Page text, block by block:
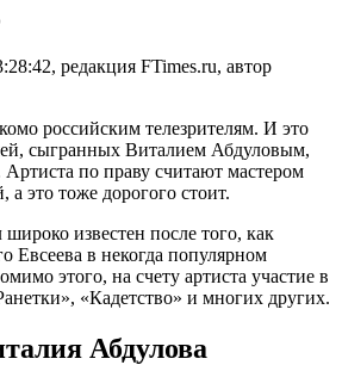
редакция FTimes.ru, автор
российским телезрителям. И это
сыгранных Виталием Абдуловым,
по праву считают мастером
а это тоже дорогого стоит.
известен после того, как
Евсеева в некогда популярном
этого, на счету артиста участие в
«Кадетство» и многих других.
Абдулова